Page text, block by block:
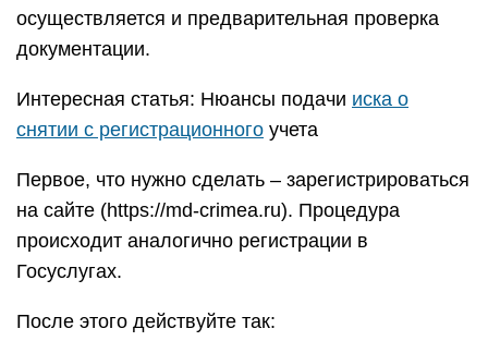
осуществляется и предварительная проверка
документации.
Интересная статья: Нюансы подачи иска о
снятии с регистрационного учета
Первое, что нужно сделать – зарегистрироваться
на сайте (https://md-crimea.ru). Процедура
происходит аналогично регистрации в
Госуслугах.
После этого действуйте так: